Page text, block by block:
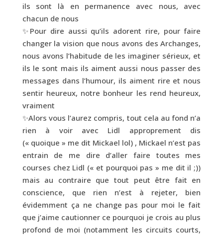
ils sont là en permanence avec nous, avec
chacun de nous
✨Pour dire aussi qu’ils adorent rire, pour faire
changer la vision que nous avons des Archanges,
nous avons l’habitude de les imaginer sérieux, et
ils le sont mais ils aiment aussi nous passer des
messages dans l’humour, ils aiment rire et nous
sentir heureux, notre bonheur les rend heureux,
vraiment
✨Alors vous l’aurez compris, tout cela au fond n’a
rien à voir avec Lidl approprement dis
(« quoique » me dit Mickael lol) , Mickael n’est pas
entrain de me dire d’aller faire toutes mes
courses chez Lidl (« et pourquoi pas » me dit il ;))
mais au contraire que tout peut être fait en
conscience, que rien n’est à rejeter, bien
évidemment ça ne change pas pour moi le fait
que j’aime cautionner ce pourquoi je crois au plus
profond de moi (notamment les circuits courts,